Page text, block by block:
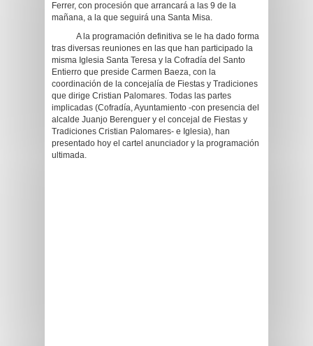
Ferrer, con procesión que arrancará a las 9 de la
mañana, a la que seguirá una Santa Misa.
A la programación definitiva se le ha dado forma
tras diversas reuniones en las que han participado la
misma Iglesia Santa Teresa y la Cofradía del Santo
Entierro que preside Carmen Baeza, con la
coordinación de la concejalía de Fiestas y Tradiciones
que dirige Cristian Palomares. Todas las partes
implicadas (Cofradía, Ayuntamiento -con presencia del
alcalde Juanjo Berenguer y el concejal de Fiestas y
Tradiciones Cristian Palomares- e Iglesia), han
presentado hoy el cartel anunciador y la programación
ultimada.